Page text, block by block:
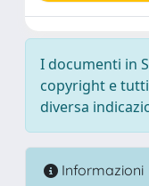
I documenti in
copyright e
diversa
Informazioni